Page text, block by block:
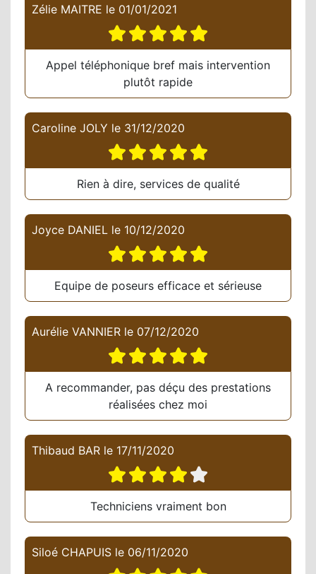
Zélie MAITRE le 01/01/2021
Appel téléphonique bref mais intervention
plutôt rapide
Caroline JOLY le 31/12/2020
Rien à dire, services de qualité
Joyce DANIEL le 10/12/2020
Equipe de poseurs efficace et sérieuse
Aurélie VANNIER le 07/12/2020
A recommander, pas déçu des prestations
réalisées chez moi
Thibaud BAR le 17/11/2020
Techniciens vraiment bon
Siloé CHAPUIS le 06/11/2020